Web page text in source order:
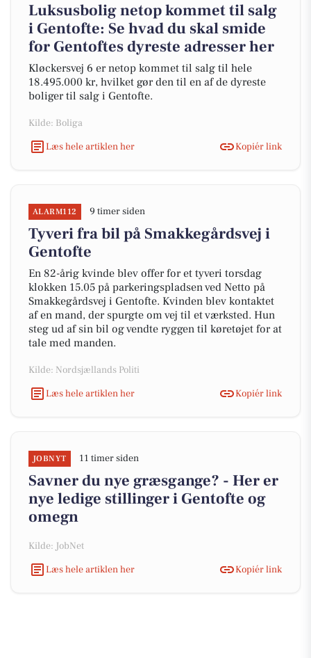
Luksusbolig netop kommet til salg
i Gentofte: Se hvad du skal smide
for Gentoftes dyreste adresser her
Kløckersvej 6 er netop kommet til salg til hele
18.495.000 kr, hvilket gør den til en af de dyreste
boliger til salg i Gentofte.
Kilde: Boliga
Læs hele artiklen her
Kopiér link
ALARM112 9 timer siden
Tyveri fra bil på Smakkegårdsvej i
Gentofte
En 82-årig kvinde blev offer for et tyveri torsdag
klokken 15.05 på parkeringspladsen ved Netto på
Smakkegårdsvej i Gentofte. Kvinden blev kontaktet
af en mand, der spurgte om vej til et værksted. Hun
steg ud af sin bil og vendte ryggen til køretøjet for at
tale med manden.
Kilde: Nordsjællands Politi
Læs hele artiklen her
Kopiér link
JOBNYT 11 timer siden
Savner du nye græsgange? - Her er
nye ledige stillinger i Gentofte og
omegn
Kilde: JobNet
Læs hele artiklen her
Kopiér link